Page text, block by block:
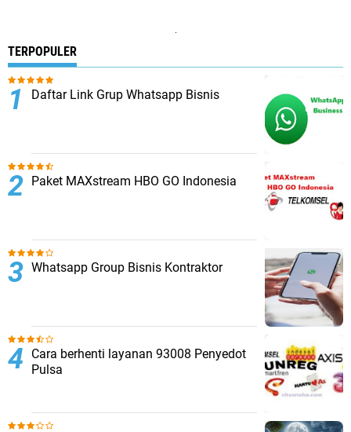
TERPOPULER
Daftar Link Grup Whatsapp Bisnis
Paket MAXstream HBO GO Indonesia
Whatsapp Group Bisnis Kontraktor
Cara berhenti layanan 93008 Penyedot
Pulsa